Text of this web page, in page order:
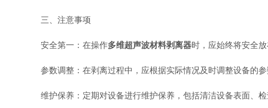
三、注意事项
安全第一：在操作多维超声波材料剥离器时，应始终将安全
参数调整：在剥离过程中，应根据实际情况及时调整设备的参
维护保养：定期对设备进行维护保养，包括清洁设备表面、检